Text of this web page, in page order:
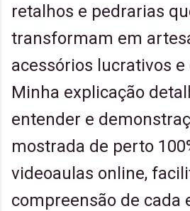
retalhos e pedrarias
transformam em
acessórios lucrativos
Minha explicação
entender e
mostrada de perto
videoaulas online,
compreensão de cada